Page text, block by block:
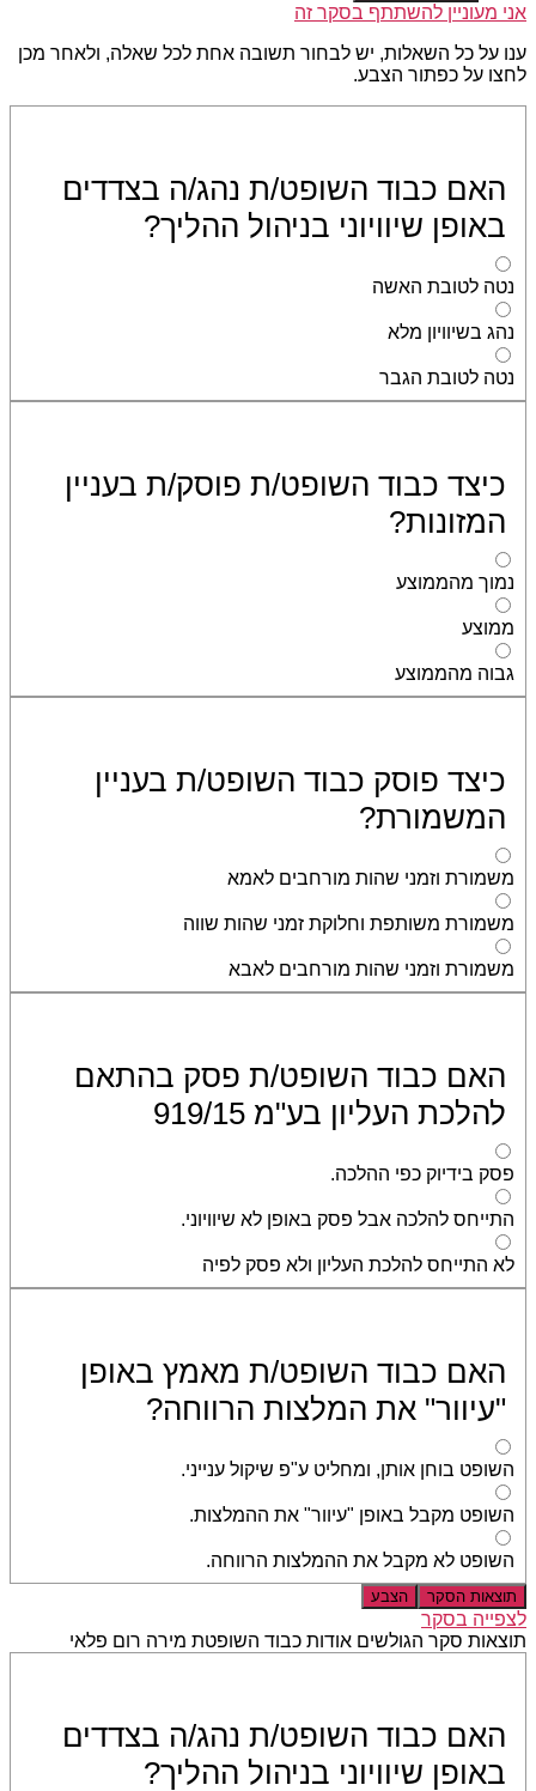
אני מעוניין להשתתף בסקר זה
ענו על כל השאלות, יש לבחור תשובה אחת לכל שאלה, ולאחר מכן
לחצו על כפתור הצבע.
האם כבוד השופט/ת נהג/ה בצדדים
באופן שיוויוני בניהול ההליך?
נטה לטובת האשה
נהג בשיוויון מלא
נטה לטובת הגבר
כיצד כבוד השופט/ת פוסק/ת בעניין
המזונות?
נמוך מהממוצע
ממוצע
גבוה מהממוצע
כיצד פוסק כבוד השופט/ת בעניין
המשמורת?
משמורת וזמני שהות מורחבים לאמא
משמורת משותפת וחלוקת זמני שהות שווה
משמורת וזמני שהות מורחבים לאבא
האם כבוד השופט/ת פסק בהתאם
להלכת העליון בע"מ 919/15
פסק בידיוק כפי ההלכה.
התייחס להלכה אבל פסק באופן לא שיוויוני.
לא התייחס להלכת העליון ולא פסק לפיה
האם כבוד השופט/ת מאמץ באופן
"עיוור" את המלצות הרווחה?
השופט בוחן אותן, ומחליט ע"פ שיקול ענייני.
השופט מקבל באופן "עיוור" את ההמלצות.
השופט לא מקבל את ההמלצות הרווחה.
תוצאות הסקר הצבע
לצפייה בסקר
תוצאות סקר הגולשים אודות כבוד השופטת מירה רום פלאי
האם כבוד השופט/ת נהג/ה בצדדים
באופן שיוויוני בניהול ההליך?